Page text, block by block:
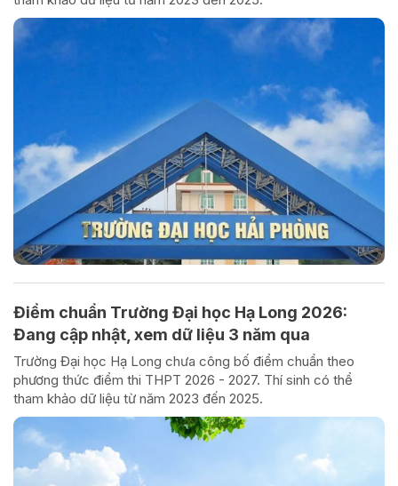
Điểm chuẩn Trường Đại học Hạ Long 2026:
Đang cập nhật, xem dữ liệu 3 năm qua
Trường Đại học Hạ Long chưa công bố điểm chuẩn theo
phương thức điểm thi THPT 2026 - 2027. Thí sinh có thể
tham khảo dữ liệu từ năm 2023 đến 2025.